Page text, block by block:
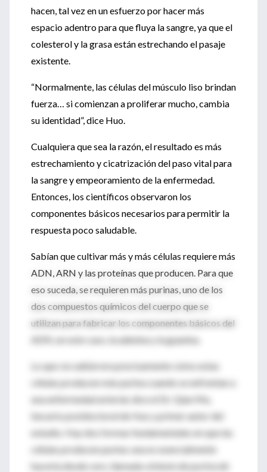
hacen, tal vez en un esfuerzo por hacer más
espacio adentro para que fluya la sangre, ya que el
colesterol y la grasa están estrechando el pasaje
existente.
“Normalmente, las células del músculo liso brindan
fuerza… si comienzan a proliferar mucho, cambia
su identidad”, dice Huo.
Cualquiera que sea la razón, el resultado es más
estrechamiento y cicatrización del paso vital para
la sangre y empeoramiento de la enfermedad.
Entonces, los científicos observaron los
componentes básicos necesarios para permitir la
respuesta poco saludable.
Sabían que cultivar más y más células requiere más
ADN, ARN y las proteínas que producen. Para que
eso suceda, se requieren más purinas, uno de los
dos compuestos químicos del cuerpo que se
utilizan para fabricar los componentes básicos del
ADN, en este caso, la adenina y la guanina.
Lo que no sabíanera precisamente cómo estas
células producen más purina cuando se enfrentan a
una enfermedad arterial, dice el Dr. Qian Ma,
becario postdoctoral de Huo y primer autor del
estudio. Hay dos formas fundamentales en que las
células producen purina: una es esencialmente
hacerla desde cero, llamada síntesis de purina de